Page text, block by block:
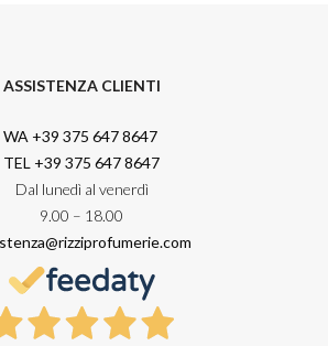
ASSISTENZA CLIENTI
WA +39 375 647 8647
TEL +39 375 647 8647
Dal lunedì al venerdì
9.00 – 18.00